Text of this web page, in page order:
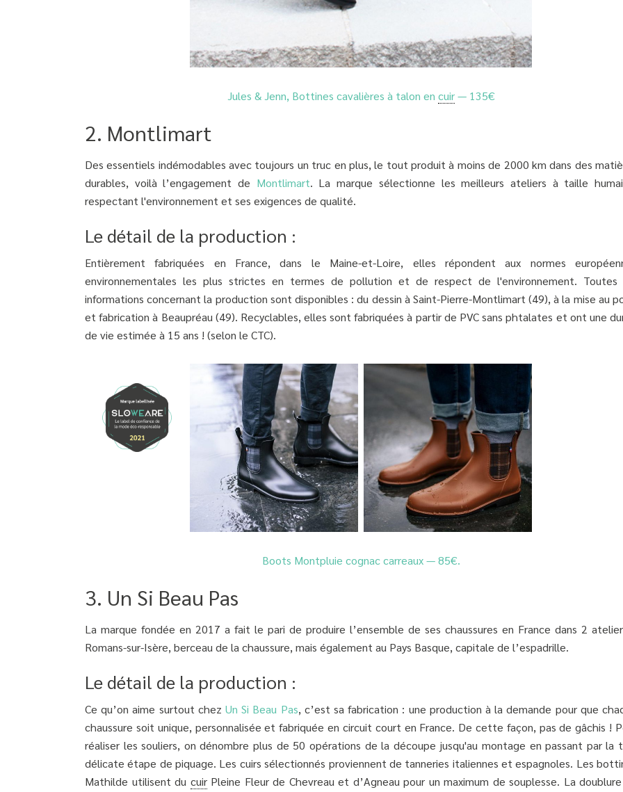
Jules & Jenn, Bottines cavalières à talon en cuir— 135€
2. Montlimart
Des essentiels indémodables avec toujours un truc en plus, le tout produit à moins de 2000 km dans des
durables, voilà l’engagement de Montlimart. La marque sélectionne les meilleurs ateliers à taille
respectant l'environ­nement et ses exigences de qualité.
Le détail de la production :
Entièrement fabriquées en France, dans le Maine-et-Loire, elles répondent aux normes
environnementales les plus strictes en termes de pollution et de respect de l'environnement. Toutes
informations concernant la production sont disponibles : du dessin à Saint-Pierre-Montlimart (49), à la mise au
et fabrication à Beaupréau (49). Recyclables, elles sont fabriquées à partir de PVC sans phtalates et ont une
de vie estimée à 15 ans ! (selon le CTC).
Boots Montpluie cognac carreaux — 85€.
3. Un Si Beau Pas
La marque fondée en 2017 a fait le pari de produire l’ensemble de ses chaussures en France dans 2
Romans-sur-Isère, berceau de la chaussure, mais également au Pays Basque, capitale de l’espadrille.
Le détail de la production :
Ce qu’on aime surtout chez Un Si Beau Pas, c’est sa fabrication : une production à la demande pour que
chaussure soit unique, personnalisée et fabriquée en circuit court en France. De cette façon, pas de gâchis !
réaliser les souliers, on dénombre plus de 50 opérations de la découpe jusqu'au montage en passant par la
délicate étape de piquage. Les cuirs sélectionnés proviennent de tanneries italiennes et espagnoles. Les
Mathilde utilisent du cuirPleine Fleur de Chevreau et d’Agneau pour un maximum de souplesse. La